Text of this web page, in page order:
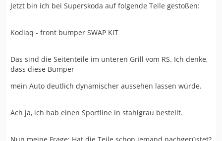
Jetzt bin ich bei Superskoda auf folgende Teile gestoßen:
Kodiaq - front bumper SWAP KIT
Das sind die Seitenteile im unteren Grill vom RS. Ich denke,
dass diese Bumper
mein Auto deutlich dynamischer aussehen lassen würde.
Ach ja, ich hab einen Sportline in stahlgrau bestellt.